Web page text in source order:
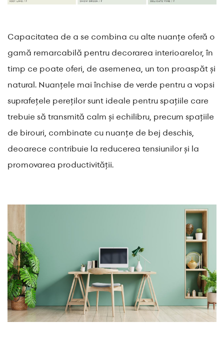
Capacitatea de a se combina cu alte nuanțe oferă o
gamă remarcabilă pentru decorarea interioarelor, în
timp ce poate oferi, de asemenea, un ton proaspăt și
natural. Nuanțele mai închise de verde pentru a vopsi
suprafețele pereților sunt ideale pentru spațiile care
trebuie să transmită calm și echilibru, precum spațiile
de birouri, combinate cu nuanțe de bej deschis,
deoarece contribuie la reducerea tensiunilor și la
promovarea productivității.